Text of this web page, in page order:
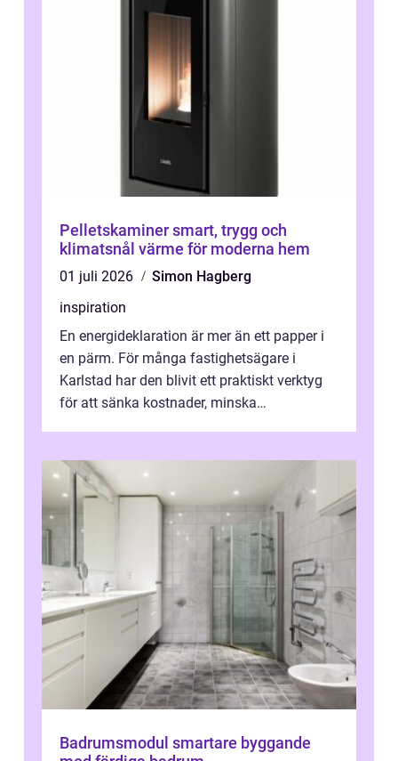
Pelletskaminer smart, trygg och
klimatsnål värme för moderna hem
01 juli 2026
Simon Hagberg
inspiration
En energideklaration är mer än ett papper i
en pärm. För många fastighetsägare i
Karlstad har den blivit ett praktiskt verktyg
för att sänka kostnader, minska
Badrumsmodul smartare byggande